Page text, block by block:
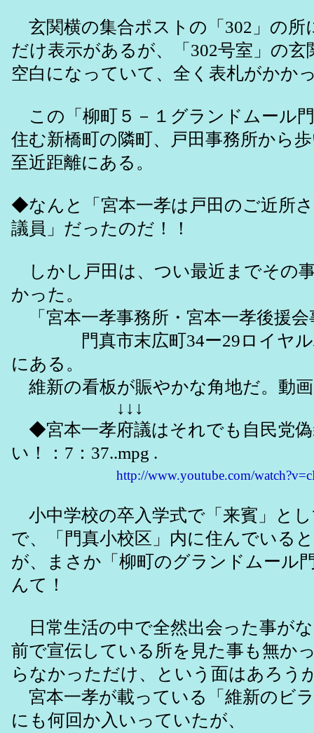
玄関横の集合ポストの「302」の所
だけ表示があるが、「302号室」の玄
空白になっていて、全く表札がかか
この「柳町５－１グランドムール
住む新橋町の隣町、戸田事務所から
至近距離にある。
◆なんと「宮本一孝は戸田のご近所
議員」だったのだ！！
しかし戸田は、つい最近までその
かった。
「宮本一孝事務所・宮本一孝後援会
門真市末広町34ー29ロイヤル
にある。
維新の看板が賑やかな角地だ。動
↓↓↓
◆宮本一孝府議はそれでも自民党
い！：7：37..mpg .
http://www.youtube.com/
小中学校の卒入学式で「来賓」と
で、「門真小校区」内に住んでいる
が、まさか「柳町のグランドムール
んて！
日常生活の中で全然出会った事が
前で宣伝している所を見た事も無か
らなかっただけ、という面はあろう
宮本一孝が載っている「維新のビ
にも何回か入いっていたが、